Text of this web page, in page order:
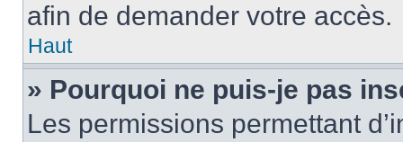
afin de demander votre accès.
Haut
» Pourquoi ne puis-je pas
Les permissions permettant